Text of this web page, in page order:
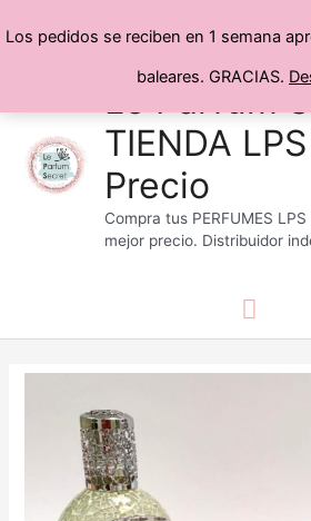
Los pedidos se reciben en 1 semana
baleares. GRACIAS.
contenido
TIENDA
Precio
Compra tus PERFUMES
mejor precio. Distribuidor
Menú
Catalítica
cantidad